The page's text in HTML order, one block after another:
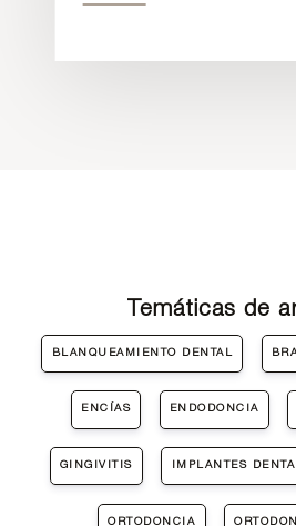
Temáticas de
BLANQUEAMIENTO DENTAL
ENCÍAS ENDODONCIA
GINGIVITIS IMPLANTES
ORTODONCIA